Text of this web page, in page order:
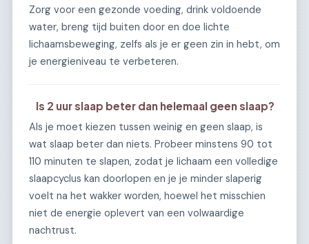
Zorg voor een gezonde voeding, drink voldoende
water, breng tijd buiten door en doe lichte
lichaamsbeweging, zelfs als je er geen zin in hebt, om
je energieniveau te verbeteren.
Is 2 uur slaap beter dan helemaal geen slaap?
Als je moet kiezen tussen weinig en geen slaap, is
wat slaap beter dan niets. Probeer minstens 90 tot
110 minuten te slapen, zodat je lichaam een volledige
slaapcyclus kan doorlopen en je je minder slaperig
voelt na het wakker worden, hoewel het misschien
niet de energie oplevert van een volwaardige
nachtrust.